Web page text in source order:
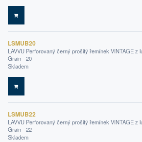
DO KOŠÍKU
LSMUB20
LAVVU Perforovaný černý prošitý řemínek VINTAGE z
Grain - 20
Skladem
DO KOŠÍKU
LSMUB22
LAVVU Perforovaný černý prošitý řemínek VINTAGE z
Grain - 22
Skladem